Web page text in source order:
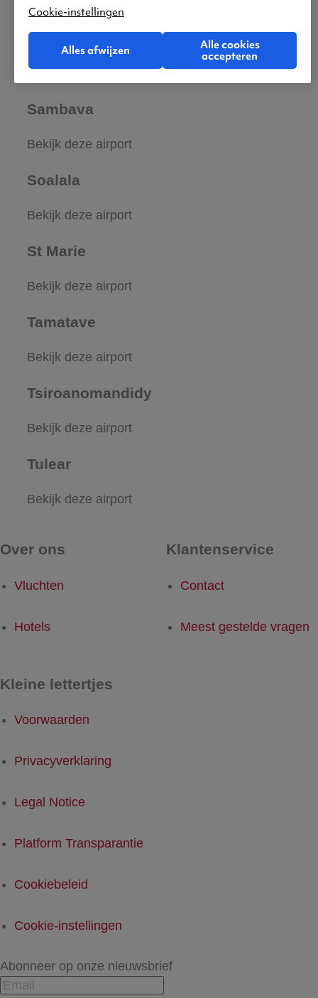
Morondava
Bekijk deze airport
Sambava
Bekijk deze airport
Soalala
Bekijk deze airport
St Marie
Bekijk deze airport
Tamatave
Bekijk deze airport
Tsiroanomandidy
Bekijk deze airport
Tulear
Bekijk deze airport
Over ons
Vluchten
Hotels
Klantenservice
Contact
Meest gestelde vragen
Kleine lettertjes
Voorwaarden
Privacyverklaring
Legal Notice
Platform Transparantie
Cookiebeleid
Cookie-instellingen
Abonneer op onze nieuwsbrief
Cookie-instellingen
Alles afwijzen
Alle cookies
accepteren